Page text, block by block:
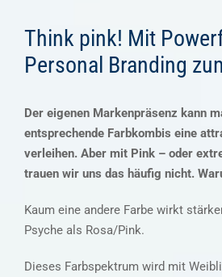
Think pink! Mit
Personal Branding
Der eigenen Markenpräsenz kann
entsprechende Farbkombis eine
verleihen. Aber mit Pink – oder
trauen wir uns das häufig nicht.
Kaum eine andere Farbe wirkt
Psyche als Rosa/Pink.
Dieses Farbspektrum wird mit